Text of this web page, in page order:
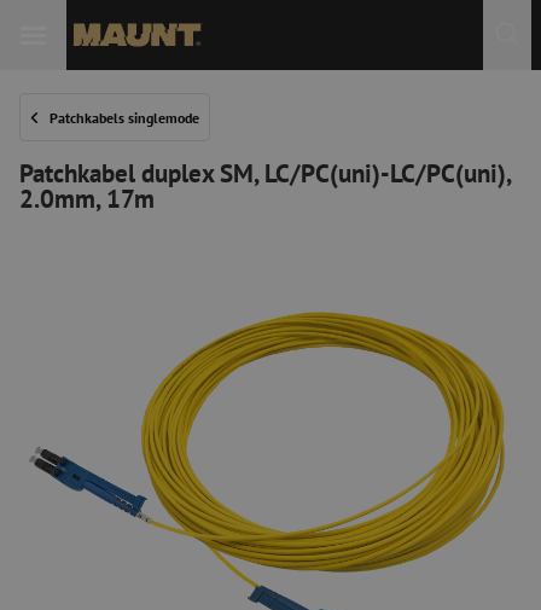
Patchkabels singlemode
Patchkabel duplex SM, LC/PC(uni)-LC/PC(uni),
2.0mm, 17m